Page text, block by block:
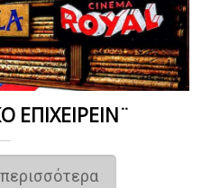
ΕΠΙΧΕΙΡΕΙΝ¨